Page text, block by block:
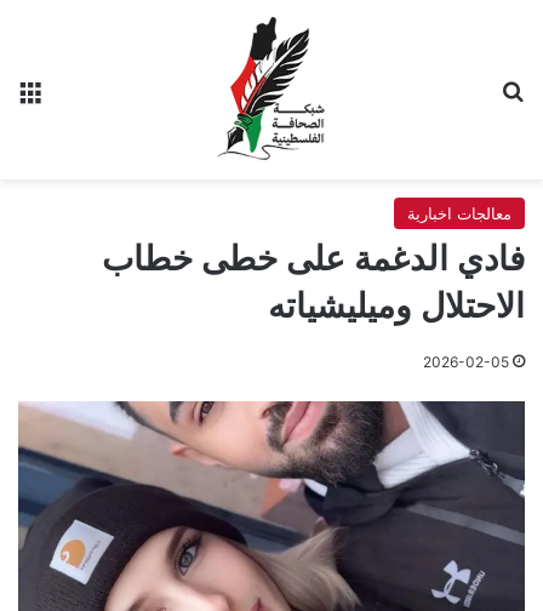
معالجات اخبارية
فادي الدغمة على خطى خطاب
الاحتلال وميليشياته
2026-02-05